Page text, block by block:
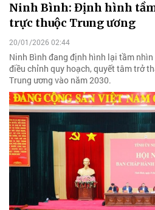
Ninh Bình: Định hình
trực thuộc Trung ương
20/01/2026 02:44
Ninh Bình đang định hình lại tầm
điều chỉnh quy hoạch, quyết tâm trở
Trung ương vào năm 2030.